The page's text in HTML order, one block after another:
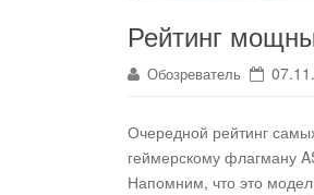
Рейтинг
Обозреватель
Очередной рейтинг
геймерскому флагману
Напомним, что это